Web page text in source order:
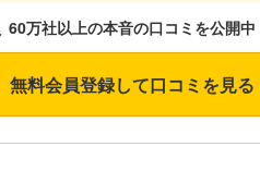
60万社以上の本音の口コミを公開中
無料会員登録して口コミを見る